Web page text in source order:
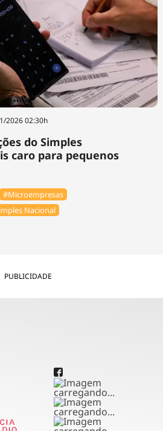
2026 02:30h
do Simples
caro para pequenos
#Microempresas
Nacional
PUBLICIDADE